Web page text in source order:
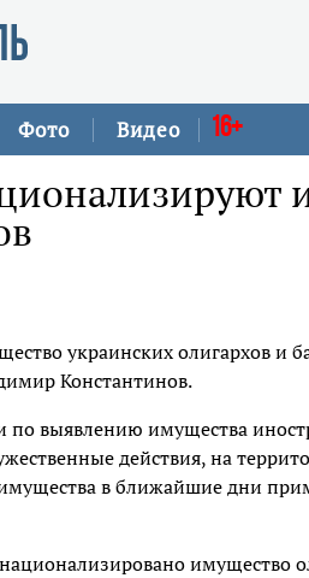
Фото Видео 16+
украинских олигархов и
Константинов.
по выявлению имущества
действия, на
в ближайшие дни
имущество